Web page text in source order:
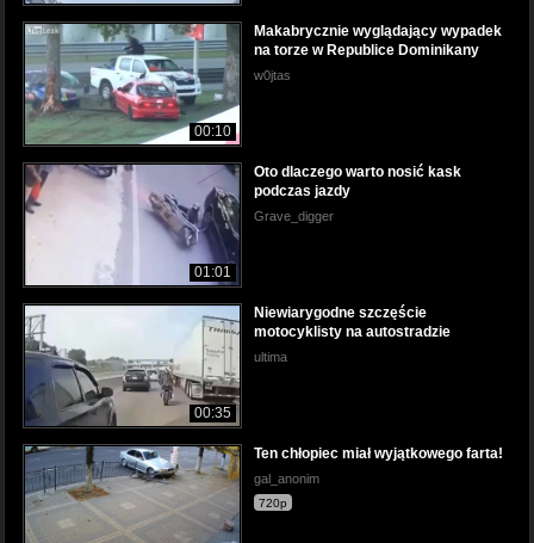
00:10
Makabrycznie wyglądający wypadek
na torze w Republice Dominikany
w0jtas
01:01
Oto dlaczego warto nosić kask
podczas jazdy
Grave_digger
00:35
Niewiarygodne szczęście
motocyklisty na autostradzie
ultima
Ten chłopiec miał wyjątkowego farta!
gal_anonim
720p